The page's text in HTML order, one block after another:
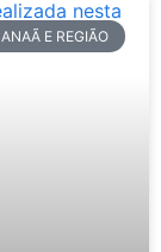
E REGIÃO